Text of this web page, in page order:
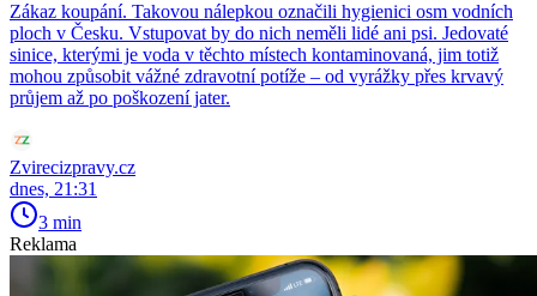
Zákaz koupání. Takovou nálepkou označili hygienici osm vodních
ploch v Česku. Vstupovat by do nich neměli lidé ani psi. Jedovaté
sinice, kterými je voda v těchto místech kontaminovaná, jim totiž
mohou způsobit vážné zdravotní potíže – od vyrážky přes krvavý
průjem až po poškození jater.
Zvirecizpravy.cz
dnes, 21:31
3 min
Reklama